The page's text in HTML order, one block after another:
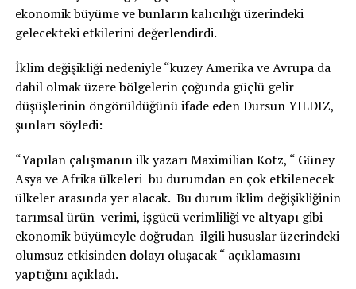
ekonomik büyüme ve bunların kalıcılığı üzerindeki
gelecekteki etkilerini değerlendirdi.
İklim değişikliği nedeniyle “kuzey Amerika ve Avrupa da
dahil olmak üzere bölgelerin çoğunda güçlü gelir
düşüşlerinin öngörüldüğünü ifade eden Dursun YILDIZ,
şunları söyledi:
“Yapılan çalışmanın ilk yazarı Maximilian Kotz, “ Güney
Asya ve Afrika ülkeleri bu durumdan en çok etkilenecek
ülkeler arasında yer alacak. Bu durum iklim değişikliğinin
tarımsal ürün verimi, işgücü verimliliği ve altyapı gibi
ekonomik büyümeyle doğrudan ilgili hususlar üzerindeki
olumsuz etkisinden dolayı oluşacak “ açıklamasını
yaptığını açıkladı.